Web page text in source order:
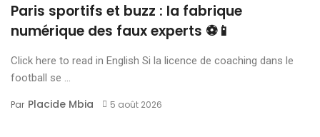
Paris sportifs et buzz : la fabrique
numérique des faux experts ⚽📱
Click here to read in English Si la licence de coaching dans le
football se ...
Par Placide Mbia 5 août 2026